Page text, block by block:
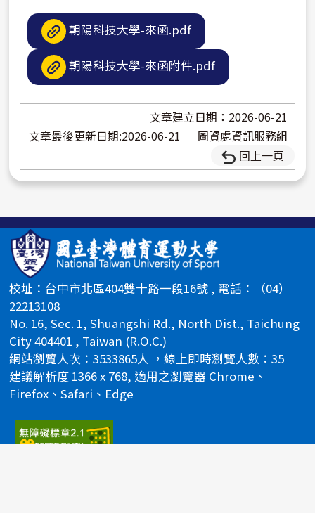
朝陽科技大學-來函.pdf
朝陽科技大學-來函附件.pdf
文章建立日期：2026-06-21
文章最後更新日期:2026-06-21
圖資處資訊服務組
回上一頁
校址：台中市北區404雙十路一段16號 , 電話：（04）
22213108
No. 16, Sec. 1, Shuangshi Rd., North Dist., Taichung
City 404401 , Taiwan (R.O.C.)
網站瀏覽人次：3533865人 ，線上即時瀏覽人數：35
建議解析度 1366 x 768, 適用之瀏覽器 Chrome、
Firefox、Safari、Edge